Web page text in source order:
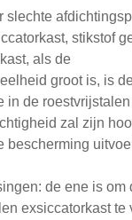
slechte
stikstof
als de
groot is, is
in de
zal zijn
bescherming
de ene is om
exsiccatorkast te